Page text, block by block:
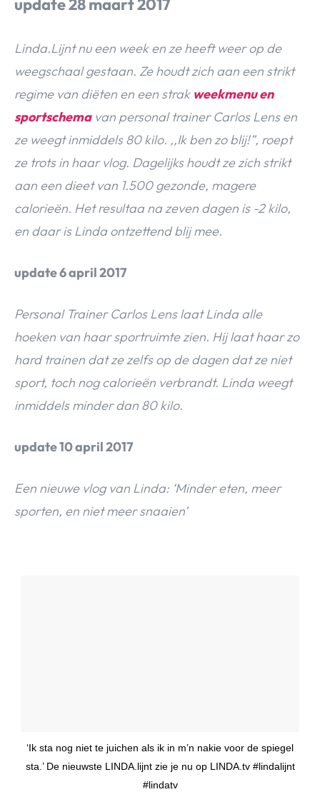
update 28 maart 2017
Linda.Lijnt nu een week en ze heeft weer op de
weegschaal gestaan. Ze houdt zich aan een strikt
regime van diëten en een strak weekmenu en
sportschemavan personal trainer Carlos Lens en
ze weegt inmiddels 80 kilo. ,,Ik ben zo blij!”, roept
ze trots in haar vlog. Dagelijks houdt ze zich strikt
aan een dieet van 1.500 gezonde, magere
calorieën. Het resultaa na zeven dagen is -2 kilo,
en daar is Linda ontzettend blij mee.
update 6 april 2017
Personal Trainer Carlos Lens laat Linda alle
hoeken van haar sportruimte zien. Hij laat haar zo
hard trainen dat ze zelfs op de dagen dat ze niet
sport, toch nog calorieën verbrandt. Linda weegt
inmiddels minder dan 80 kilo.
update 10 april 2017
Een nieuwe vlog van Linda: ‘Minder eten, meer
sporten, en niet meer snaaien’
‘Ik sta nog niet te juichen als ik in m’n nakie voor de spiegel
sta.’ De nieuwste LINDA.lijnt zie je nu op LINDA.tv #lindalijnt
#lindatv